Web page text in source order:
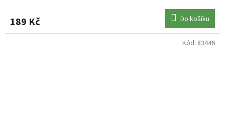
189 Kč Do košíku
Kód: 83446